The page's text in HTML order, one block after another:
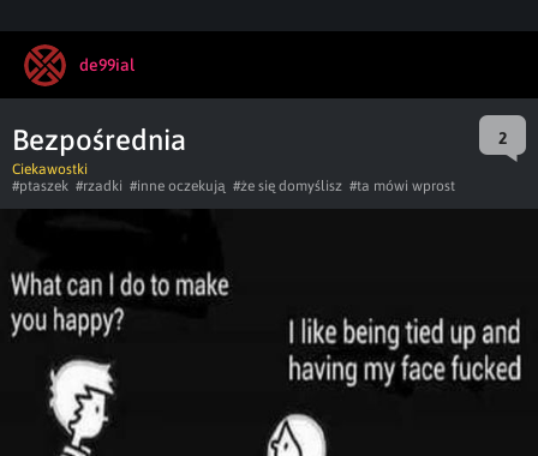
de99ial
Bezpośrednia 2
Ciekawostki
#ptaszek #rzadki #inne oczekują #że się domyślisz #ta mówi wprost